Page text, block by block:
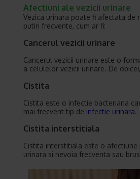
Afectiuni ale vezicii urinare
Vezica urinara poate fi afectata de
putin frecvente, cum ar fi:
Cancerul vezicii urinare
Cancerul vezicii urinare este o
a celulelor vezicii urinare. De
Cistita
Cistita este o infectie bacteriana
mai frecvent tip de infectie urinara.
Cistita interstitiala
Cistita interstitiala este o
urinara si nevoia frecventa sau